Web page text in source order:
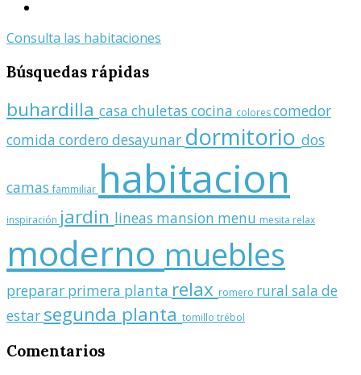
Consulta las habitaciones
Búsquedas rápidas
buhardilla casa chuletas cocina colorescomedor
comida cordero desayunar dormitorio dos
camasfammiliar habitacion
inspiración jardin lineas mansion menu mesita relax
moderno muebles
preparar primera planta relax romero rural sala de
estar segunda planta tomillo trébol
Comentarios